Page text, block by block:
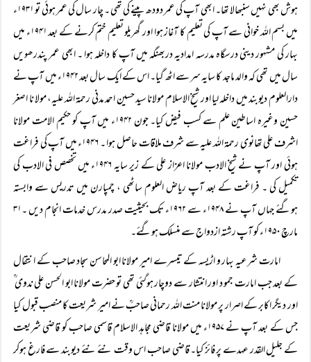
ہوش بھی نہیں سنبھالا تھا۔ ابھی آپ کی عمر دودھ پینے کی تھی ۔ چار سال کی عمر ہوئی تو ۱۹۳۱ء
میں بسم اللہ خوانی سے آپ کی تعلیم کا آغاز ہوا اور گھریلو تعلیم ختم کرنے کے بعد ۱۹۴۱ء میں
بہار کی مشہور دینی درسگاہ مدرسہ امدادیہ دربھنگہ میں آپ کا داخلہ ہوا ۔ ابھی عمر پندرھویں
سال میں تھی کہ والد ماجد کا سایہ سر سے اٹھ گیا۔ اس کے ایک سال بعد ۱۹۴۲ء میں آپ نے
دارالعلوم دیوبند میں داخلہ لیا اور شیخ الاسلام مولانا سید حسین احمد مدنی رحمۃ اللہ علیہ، مولا نا اصغر
حسین وغیرہ اساطین علم سے کسب فیض کیا۔ جون ۱۹۴۲ء میں آپ کو حکیم الامت مولانا
اشرف علی تھانوی رحمۃ اللہ علیہ سے شرف ملاقات حاصل ہوا ۔ ۱۹۴۶ء میں آپ کی فراغت
ہوئی اور آپ نے شیخ الادب مولانا اعزاز علی کے زیر سایہ ۱۹۴۶ء میں تخصص فی الادب کی
تکمیل کی ۔ فراغت کے بعد آپ ریاض العلوم ساٹھی ، چمپارن میں تدریس سے وابستہ
ہوگئے جہاں آپ نے ۱۹۴۸ء سے ۱۹۶۲ء تک بحیثیت صدر مدرس خدمات انجام دیں ۔۳۱
مارچ ۱۹۵۰ء کو آپ رشتہ ازدواج سے منسلک ہوگئے۔
امارت شرعیہ بہار و اڑیسہ کے تیسرے امیر مولانا ابو المحاسن سجاد صاحب کے انتقال
کے بعد جب امارت جمو د اور انتشار سے دوچار ہوگئی تھی تو حضرت مولانا ابو الحسن علی ندوی ؒ
اور دیگر اکابر کے اصرار پر مولانا منت اللہ رحمانی صاحبؒ نے امیر شریعت کا منصب قبول کیا
جس کے بعد آپ نے ۱۹۵۷ء میں مولانا قاضی مجاہد الاسلام قاسمی صاحب کو قاضی شریعت
کے جلیل القدر عہدے پر فائز کیا۔ قاضی صاحب اس وقت نئے نئے دیوبند سے فارغ ہوکر